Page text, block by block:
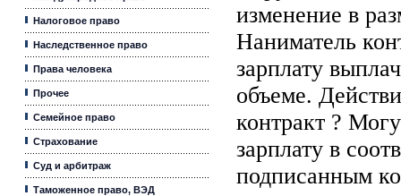
Налоговое право
Наследственное право
Права человека
Прочее
Семейное право
Страхование
Суд и арбитраж
Таможенное право, ВЭД
изменение в
Наниматель
зарплату
объеме.
контракт ?
зарплату в
подписанным